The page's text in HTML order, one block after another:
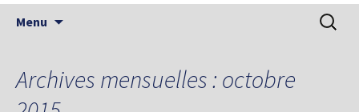
Menu
Archives mensuelles : octobre